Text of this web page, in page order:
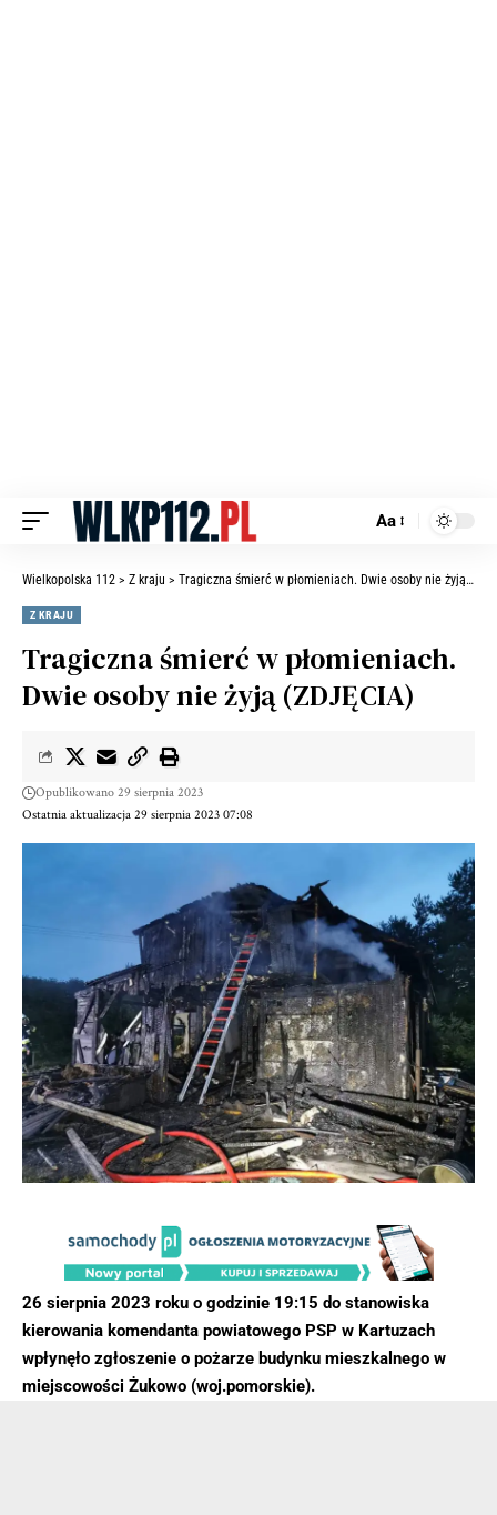
Aa
Wielkopolska 112 > Z kraju > Tragiczna śmierć w płomieniach. Dwie osoby nie żyją (ZDJĘCIA)
Z KRAJU
Tragiczna śmierć w płomieniach.
Dwie osoby nie żyją (ZDJĘCIA)
Ostatnia aktualizacja 29 sierpnia 2023 07:08
Opublikowano 29 sierpnia 2023
26 sierpnia 2023 roku o godzinie 19:15 do stanowiska
kierowania komendanta powiatowego PSP w Kartuzach
wpłynęło zgłoszenie o pożarze budynku mieszkalnego w
miejscowości Żukowo (woj.pomorskie).